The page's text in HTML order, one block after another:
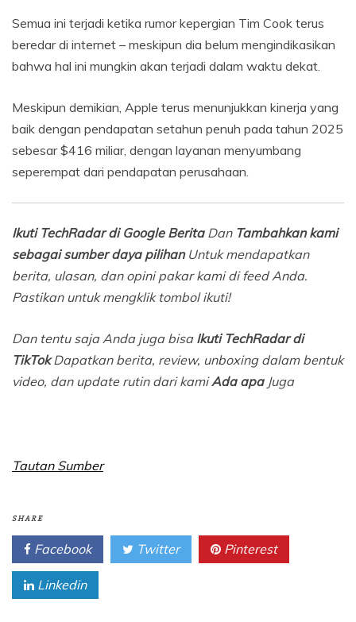
Semua ini terjadi ketika rumor kepergian Tim Cook terus
beredar di internet – meskipun dia belum mengindikasikan
bahwa hal ini mungkin akan terjadi dalam waktu dekat.
Meskipun demikian, Apple terus menunjukkan kinerja yang
baik dengan pendapatan setahun penuh pada tahun 2025
sebesar $416 miliar, dengan layanan menyumbang
seperempat dari pendapatan perusahaan.
Ikuti TechRadar di Google BeritaDan Tambahkan kami
sebagai sumber daya pilihanUntuk mendapatkan
berita, ulasan, dan opini pakar kami di feed Anda.
Pastikan untuk mengklik tombol ikuti!
Dan tentu saja Anda juga bisa Ikuti TechRadar di
TikTokDapatkan berita, review, unboxing dalam bentuk
video, dan update rutin dari kamiAda apaJuga
Tautan Sumber
SHARE
Facebook Twitter Pinterest
Linkedin